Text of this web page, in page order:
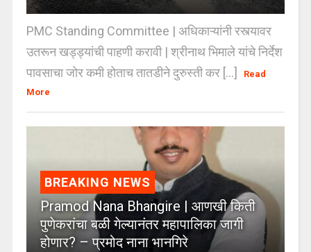
PMC Standing Committee | अधिकाऱ्यांनी रस्त्यावर
उतरून खड्ड्यांची पाहणी करावी | श्रीनाथ भिमाले यांचे निर्देश
पावसाचा जोर कमी होताच तातडीने दुरुस्ती कर [...]
Read
More
BREAKING NEWS
Pramod Nana Bhangire | आणखी किती
पुणेकरांचा बळी गेल्यानंतर महापालिका जागी
होणार? – प्रमोद नाना भानगिरे